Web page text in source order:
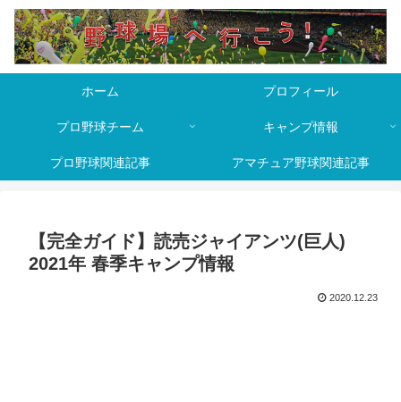
ホーム プロフィール
プロ野球チーム キャンプ情報
プロ野球関連記事 アマチュア野球関連記事
【完全ガイド】読売ジャイアンツ(巨人)
2021年 春季キャンプ情報
2020.12.23